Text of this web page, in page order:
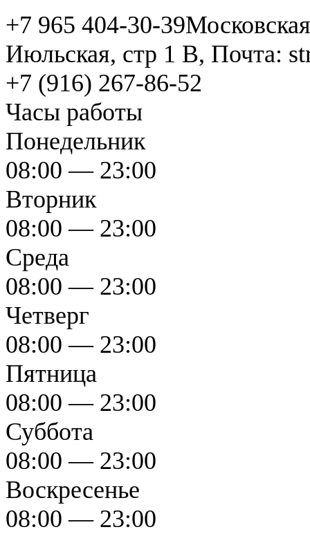
+7 965 404-30-39
Июльская, стр 1 В, Почта:
+7 (916) 267-86-52
Часы работы
Понедельник
08:00 — 23:00
Вторник
08:00 — 23:00
Среда
08:00 — 23:00
Четверг
08:00 — 23:00
Пятница
08:00 — 23:00
Суббота
08:00 — 23:00
Воскресенье
08:00 — 23:00